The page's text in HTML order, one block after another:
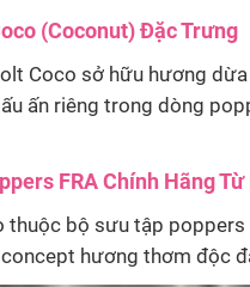
(Coconut) Đặc Trưng
Coco sở hữu hương
ấn riêng trong dòng
FRA Chính Hãng Từ
thuộc bộ sưu tập poppers
hương thơm độc